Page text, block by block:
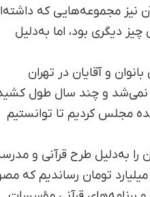
نیز مجموعه‌هایی که
دیگری بود، اما به‌دلیل
و آقایان در تهران
نمی‌شد و چند سال طول
قرآنی کشور عدد ناچیزی است و طی این مدت، رایزنی با حدود ۶۰ نماینده مجلس کردیم تا توانستیم
۶۰۰ میلیون تومان بود که از این رقم ۱۵۰ میلیون تومان را به‌دلیل طرح قرآنی و
و سال دیگر نیز این ۶۰۰ میلیون را به چهار میلیارد تومان